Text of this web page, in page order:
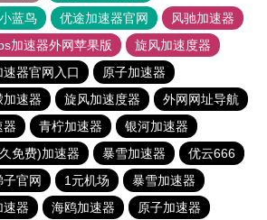
小蓝鸟 优途加速器官网
风驰加速器
加速器外网苹果版
旋风加速度器
速器官网入口
原子加速器
加速器 旋风加速度器
外网网址导航
器 青柠加速器
银河加速器
免费)加速器 暴雪加速器
优云666
子官网 1元机场
暴雪加速器
速器 海鸥加速器 原子加速器